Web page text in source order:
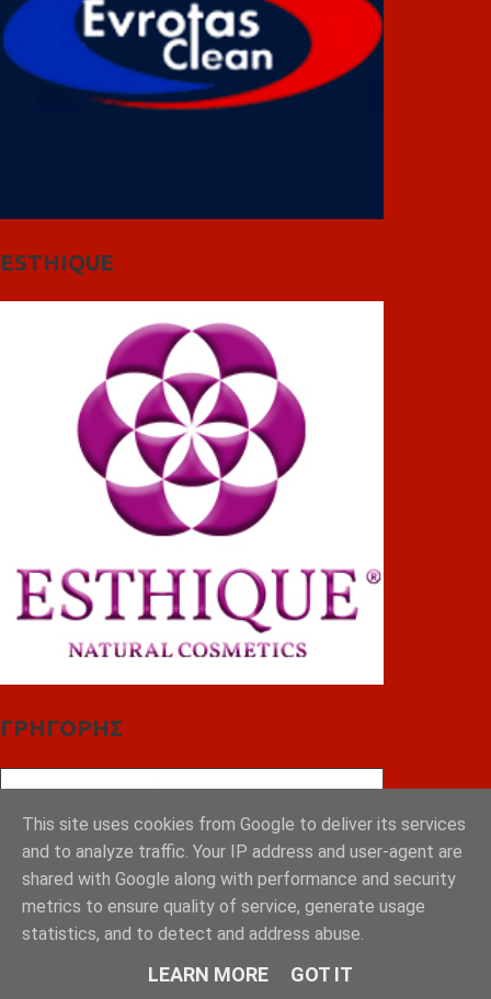
ESTHIQUE
ΓΡΗΓΟΡΗΣ
This site uses cookies from Google to deliver its services
and to analyze traffic. Your IP address and user-agent are
shared with Google along with performance and security
metrics to ensure quality of service, generate usage
statistics, and to detect and address abuse.
LEARN MORE GOT IT